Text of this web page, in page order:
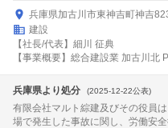
兵庫県加古川市東神吉町神吉
建設
【社長/代表】細川 征典
【事業概要】総合建設業 加古川北
兵庫県より処分 (2025-12-22公表)
有限会社マルト綜建及びその役員
場で発生した事故に関し、労働安